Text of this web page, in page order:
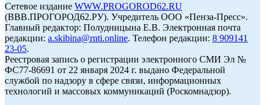
Сетевое издание WWW.PROGOROD62.RU
(ВВВ.ПРОГОРОД62.РУ). Учредитель ООО «Пенза-Пресс».
Главный редактор: Полудницына Е.В. Электронная почта
редакции: a.skibina@rnti.online. Телефон редакции: 8 909141
23-05.
Реестровая запись о регистрации электронного СМИ Эл №
ФС77-86691 от 22 января 2024 г. выдано Федеральной
службой по надзору в сфере связи, информационных
технологий и массовых коммуникаций (Роскомнадзор).